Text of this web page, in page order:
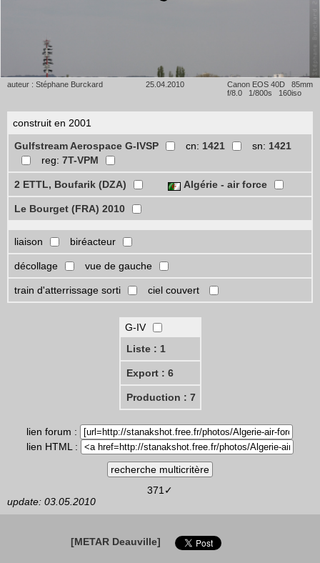
auteur : Stéphane Burckard 25.04.2010
Canon EOS 40D 85mm
f/8.0 1/800s 160iso
construit en 2001
Gulfstream Aerospace G-IVSP
cn: 1421 sn: 1421
reg: 7T-VPM
2 ETTL, Boufarik (DZA) Algérie - air force
Le Bourget (FRA) 2010
liaison biréacteur
décollage vue de gauche
train d'atterrissage sorti ciel couvert
G-IV
Liste : 1
Export : 6
Production : 7
lien forum :
lien HTML :
371✓
update: 03.05.2010
[METAR Deauville]